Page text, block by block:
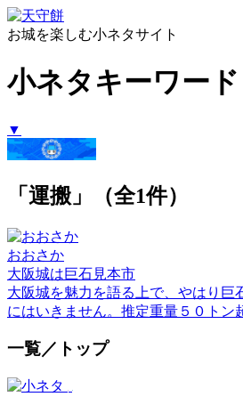
お城を楽しむ小ネタサイト
小ネタキーワード
▼
「運搬」（全1件）
おおさか
大阪城は巨石見本市
大阪城を魅力を語る上で、やはり巨
にはいきません。推定重量５０ト
一覧／トップ